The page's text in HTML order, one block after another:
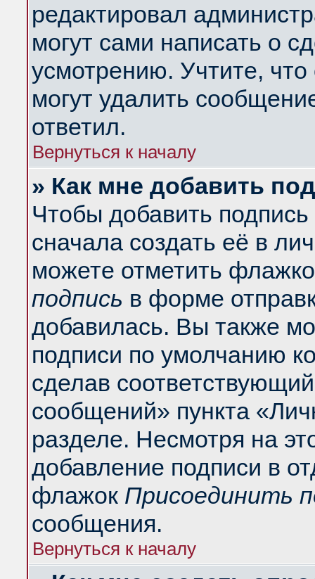
редактировал
могут сами написать о
усмотрению. Учтите,
могут удалить
ответил.
Вернуться к началу
» Как мне добавить
Чтобы добавить
сначала создать её в
можете отметить
подпись в форме
добавилась. Вы также
подписи по умолчанию
сделав
сообщений» пункта
разделе. Несмотря на
добавление подписи в
флажок Присоединить
сообщения.
Вернуться к началу